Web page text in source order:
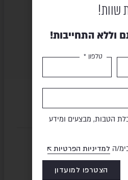
סניפים
חיפה והצפון
שוות!
וללא התחייבות!
טלפון *
הטבות, מבצעים ומידע
הלמדיניות הפרטיות
הצטרפו למועדון